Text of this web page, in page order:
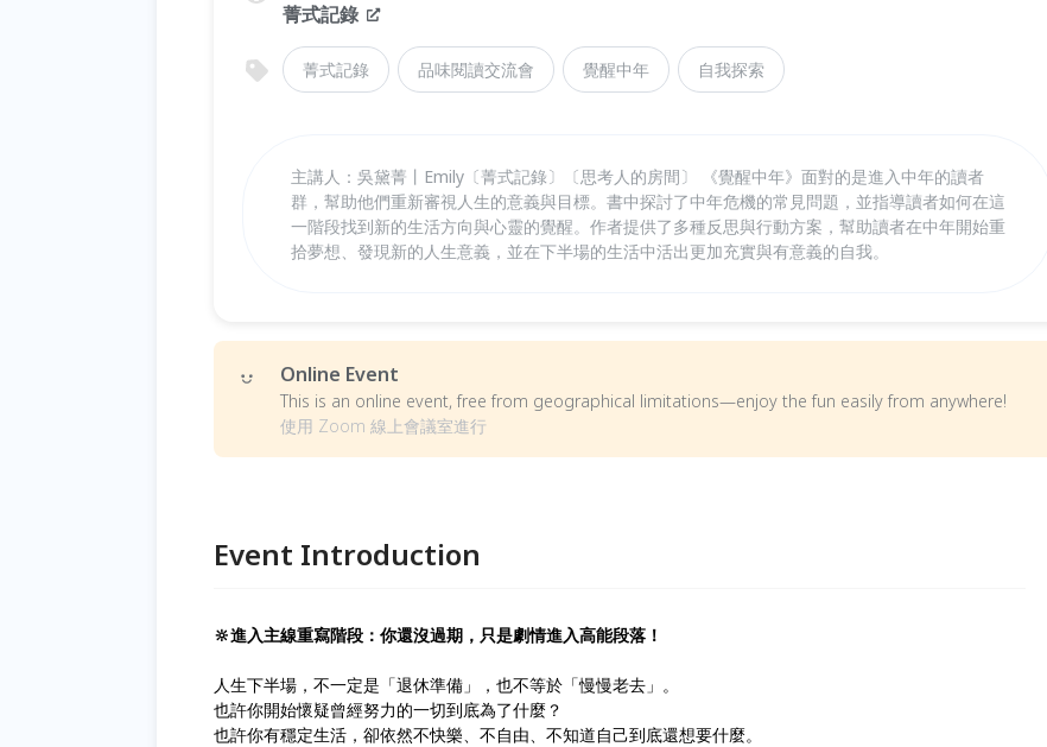
菁式記錄
菁式記錄 品味閱讀交流會 覺醒中年 自我探索
主講人：吳黛菁丨Emily〔菁式記錄〕〔思考人的房間〕 《覺醒中年》面對的是進入中年的讀者
群，幫助他們重新審視人生的意義與目標。書中探討了中年危機的常見問題，並指導讀者如何在這
一階段找到新的生活方向與心靈的覺醒。作者提供了多種反思與行動方案，幫助讀者在中年開始重
拾夢想、發現新的人生意義，並在下半場的生活中活出更加充實與有意義的自我。
Online Event
This is an online event, free from geographical limitations—enjoy the fun easily from anywhere!
使用 Zoom 線上會議室進行
Event Introduction
🔆進入主線重寫階段：你還沒過期，只是劇情進入高能段落！
人生下半場，不一定是「退休準備」，也不等於「慢慢老去」。
也許你開始懷疑曾經努力的一切到底為了什麼？
也許你有穩定生活，卻依然不快樂、不自由、不知道自己到底還想要什麼。